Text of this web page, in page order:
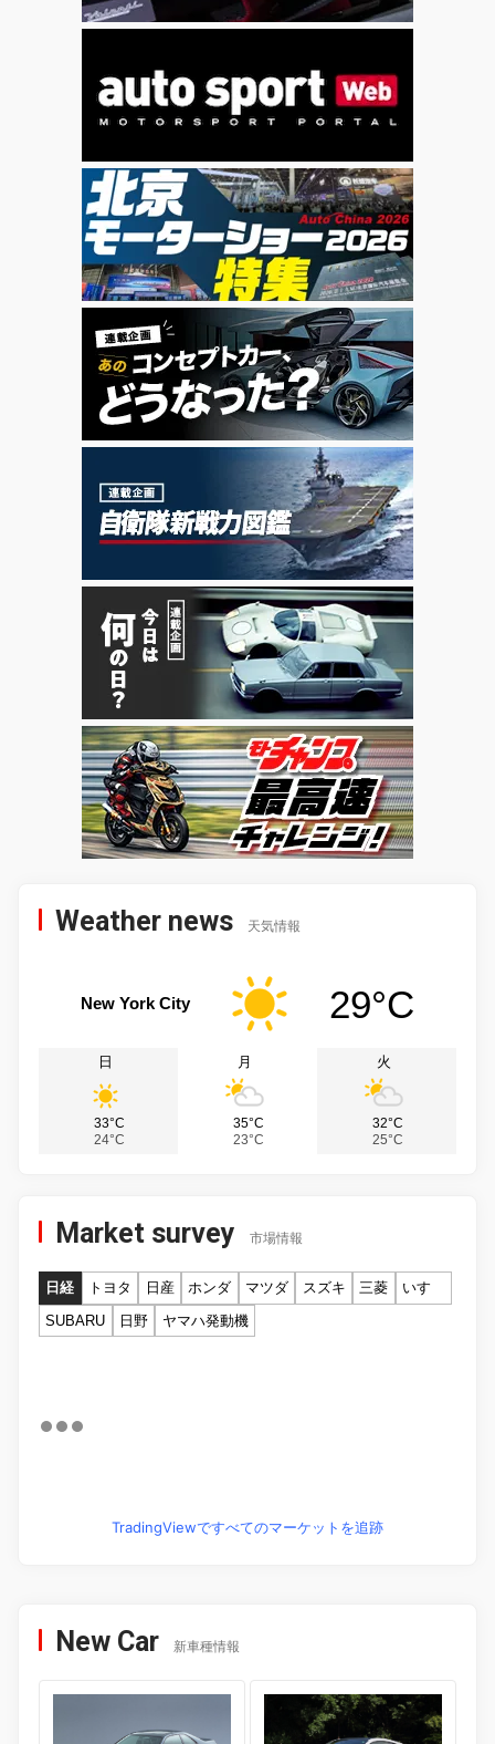
Weather news 天気情報
New York City 29°C
日
33°C
24°C
月
35°C
23°C
火
32°C
25°C
Market survey 市場情報
日経 トヨタ 日産 ホンダ マツダ スズキ 三菱
いすゞ
SUBARU
日野 ヤマハ発動機
TradingViewですべてのマーケットを追跡
New Car 新車種情報